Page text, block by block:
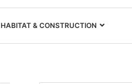
HABITAT & CONSTRUCTION